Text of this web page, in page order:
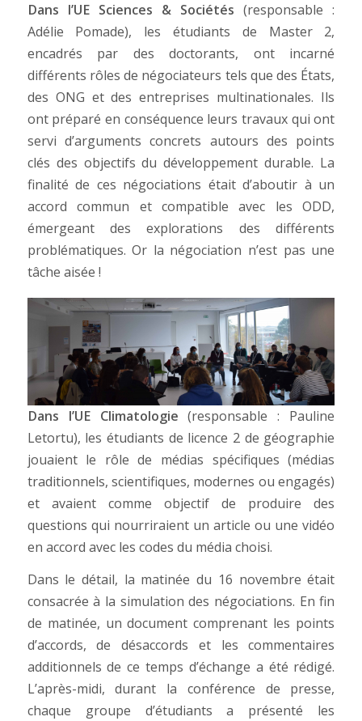
Dans l’UE Sciences & Sociétés(responsable :
Adélie Pomade), les étudiants de Master 2,
encadrés par des doctorants, ont incarné
différents rôles de négociateurs tels que des États,
des ONG et des entreprises multinationales. Ils
ont préparé en conséquence leurs travaux qui ont
servi d’arguments concrets autours des points
clés des objectifs du développement durable. La
finalité de ces négociations était d’aboutir à un
accord commun et compatible avec les ODD,
émergeant des explorations des différents
problématiques. Or la négociation n’est pas une
tâche aisée !
Dans l’UE Climatologie (responsable : Pauline
Letortu), les étudiants de licence 2 de géographie
jouaient le rôle de médias spécifiques (médias
traditionnels, scientifiques, modernes ou engagés)
et avaient comme objectif de produire des
questions qui nourriraient un article ou une vidéo
en accord avec les codes du média choisi.
Dans le détail, la matinée du 16 novembre était
consacrée à la simulation des négociations. En fin
de matinée, un document comprenant les points
d’accords, de désaccords et les commentaires
additionnels de ce temps d’échange a été rédigé.
L’après-midi, durant la conférence de presse,
chaque groupe d’étudiants a présenté les